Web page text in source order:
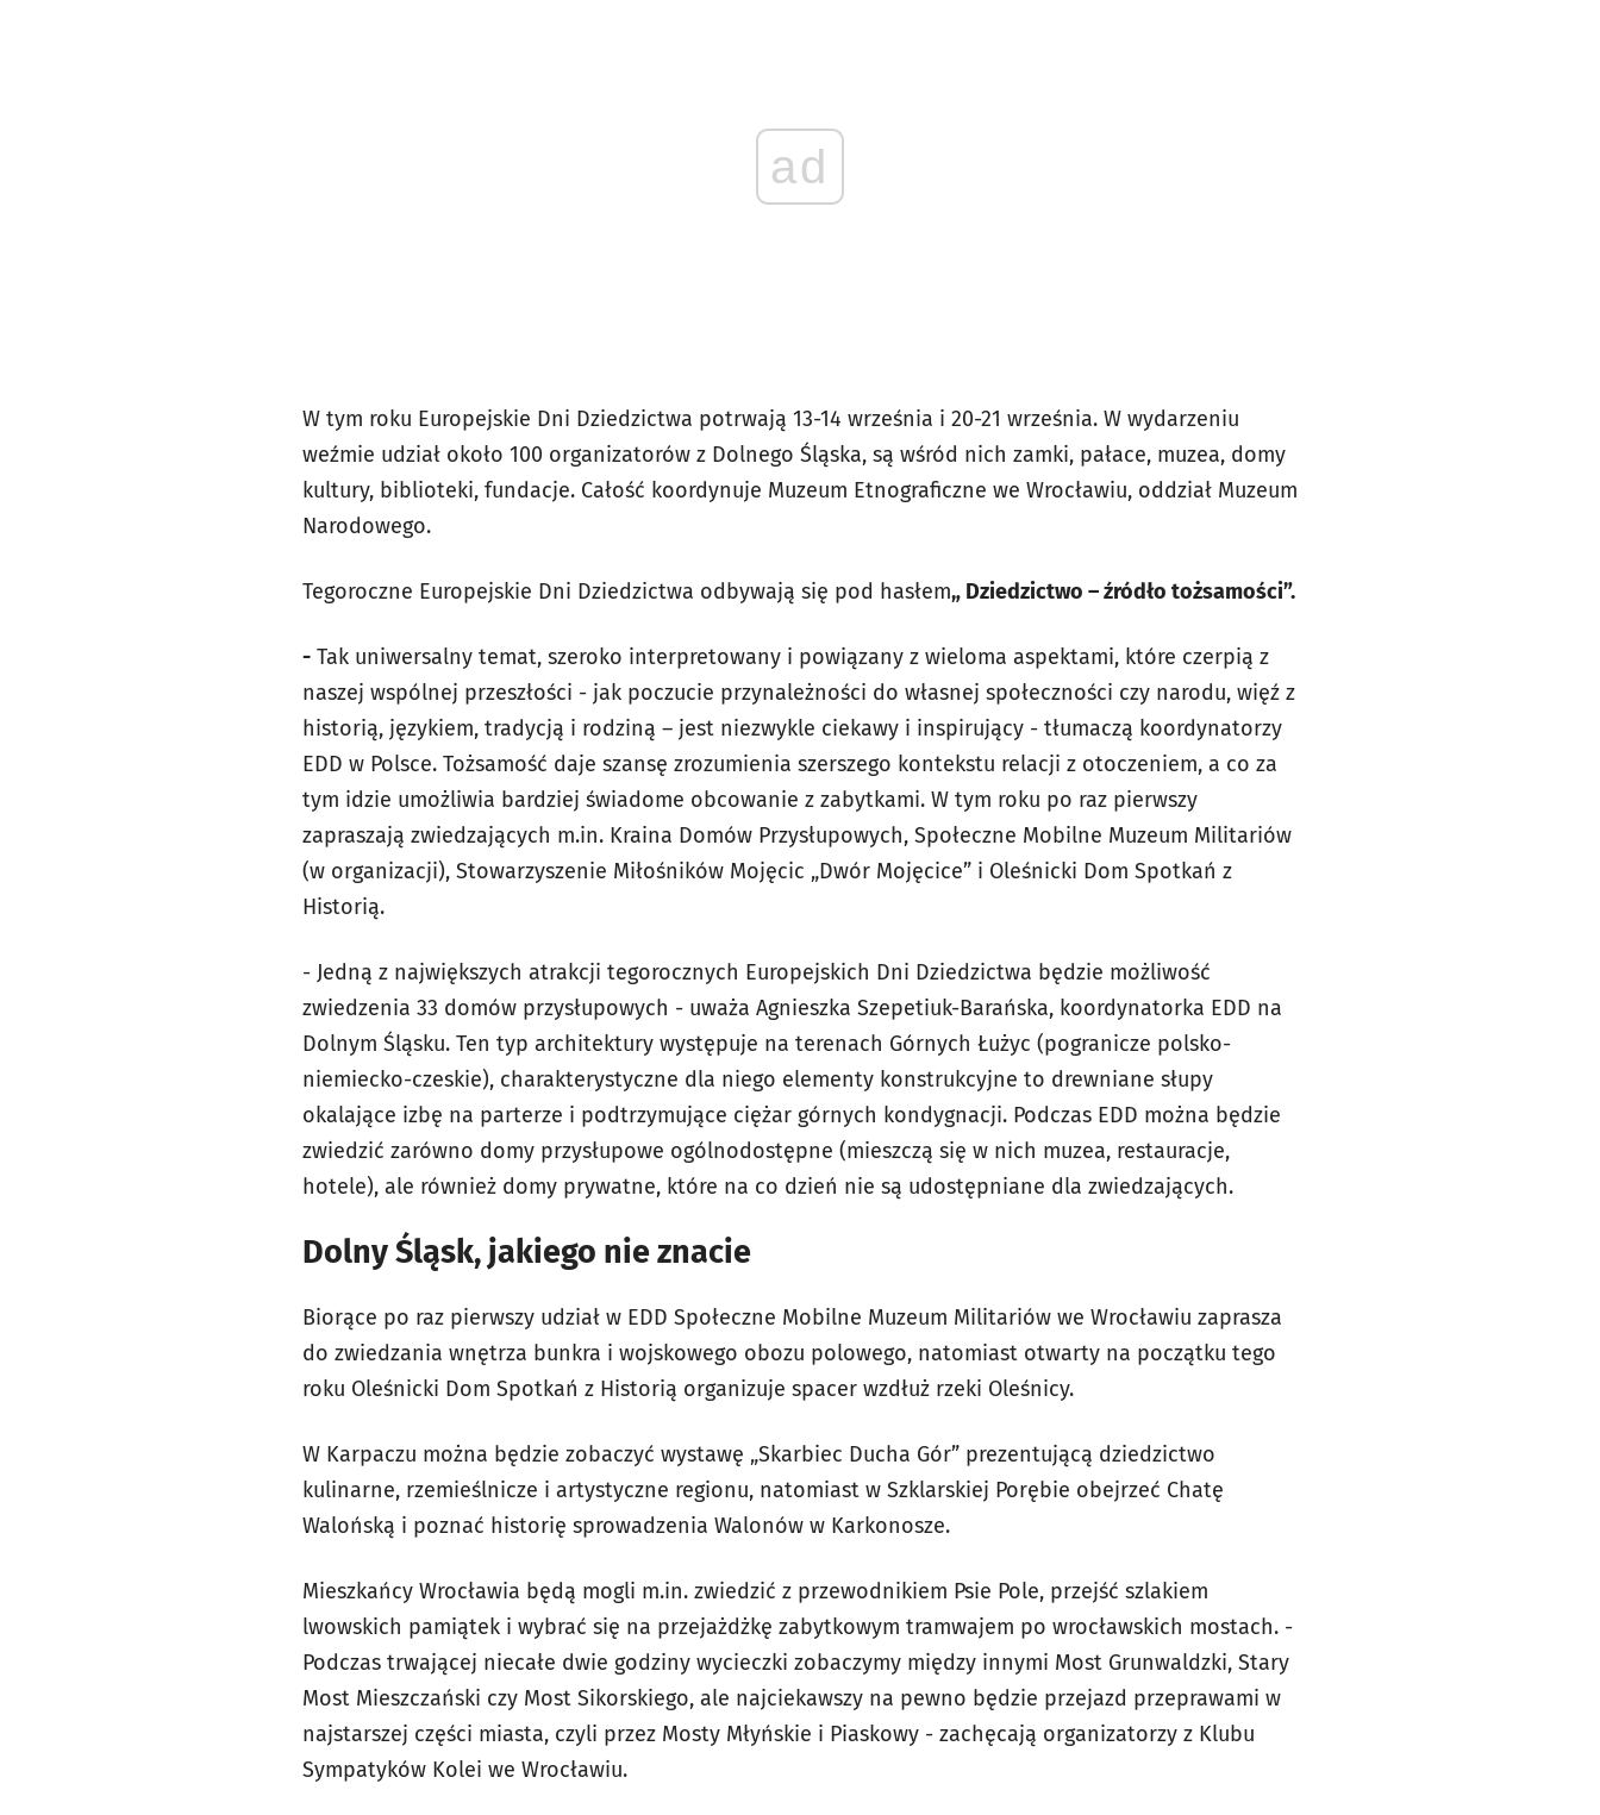
ad
W tym roku Europejskie Dni Dziedzictwa potrwają 13-14 września i 20-21 września. W wydarzeniu
weźmie udział około 100 organizatorów z Dolnego Śląska, są wśród nich zamki, pałace, muzea, domy
kultury, biblioteki, fundacje. Całość koordynuje Muzeum Etnograficzne we Wrocławiu, oddział Muzeum
Narodowego.
Tegoroczne Europejskie Dni Dziedzictwa odbywają się pod hasłem„ Dziedzictwo – źródło tożsamości”.
- Tak uniwersalny temat, szeroko interpretowany i powiązany z wieloma aspektami, które czerpią z
naszej wspólnej przeszłości - jak poczucie przynależności do własnej społeczności czy narodu, więź z
historią, językiem, tradycją i rodziną – jest niezwykle ciekawy i inspirujący - tłumaczą koordynatorzy
EDD w Polsce. Tożsamość daje szansę zrozumienia szerszego kontekstu relacji z otoczeniem, a co za
tym idzie umożliwia bardziej świadome obcowanie z zabytkami. W tym roku po raz pierwszy
zapraszają zwiedzających m.in. Kraina Domów Przysłupowych, Społeczne Mobilne Muzeum Militariów
(w organizacji), Stowarzyszenie Miłośników Mojęcic „Dwór Mojęcice” i Oleśnicki Dom Spotkań z
Historią.
- Jedną z największych atrakcji tegorocznych Europejskich Dni Dziedzictwa będzie możliwość
zwiedzenia 33 domów przysłupowych - uważa Agnieszka Szepetiuk-Barańska, koordynatorka EDD na
Dolnym Śląsku. Ten typ architektury występuje na terenach Górnych Łużyc (pogranicze polsko-
niemiecko-czeskie), charakterystyczne dla niego elementy konstrukcyjne to drewniane słupy
okalające izbę na parterze i podtrzymujące ciężar górnych kondygnacji. Podczas EDD można będzie
zwiedzić zarówno domy przysłupowe ogólnodostępne (mieszczą się w nich muzea, restauracje,
hotele), ale również domy prywatne, które na co dzień nie są udostępniane dla zwiedzających.
Dolny Śląsk, jakiego nie znacie
Biorące po raz pierwszy udział w EDD Społeczne Mobilne Muzeum Militariów we Wrocławiu zaprasza
do zwiedzania wnętrza bunkra i wojskowego obozu polowego, natomiast otwarty na początku tego
roku Oleśnicki Dom Spotkań z Historią organizuje spacer wzdłuż rzeki Oleśnicy.
W Karpaczu można będzie zobaczyć wystawę „Skarbiec Ducha Gór” prezentującą dziedzictwo
kulinarne, rzemieślnicze i artystyczne regionu, natomiast w Szklarskiej Porębie obejrzeć Chatę
Walońską i poznać historię sprowadzenia Walonów w Karkonosze.
Mieszkańcy Wrocławia będą mogli m.in. zwiedzić z przewodnikiem Psie Pole, przejść szlakiem
lwowskich pamiątek i wybrać się na przejażdżkę zabytkowym tramwajem po wrocławskich mostach. -
Podczas trwającej niecałe dwie godziny wycieczki zobaczymy między innymi Most Grunwaldzki, Stary
Most Mieszczański czy Most Sikorskiego, ale najciekawszy na pewno będzie przejazd przeprawami w
najstarszej części miasta, czyli przez Mosty Młyńskie i Piaskowy - zachęcają organizatorzy z Klubu
Sympatyków Kolei we Wrocławiu.